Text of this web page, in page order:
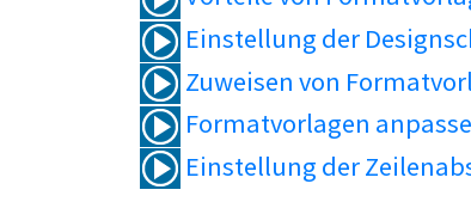
Einstellung der
Zuweisen von
Formatvorlagen
Einstellung der